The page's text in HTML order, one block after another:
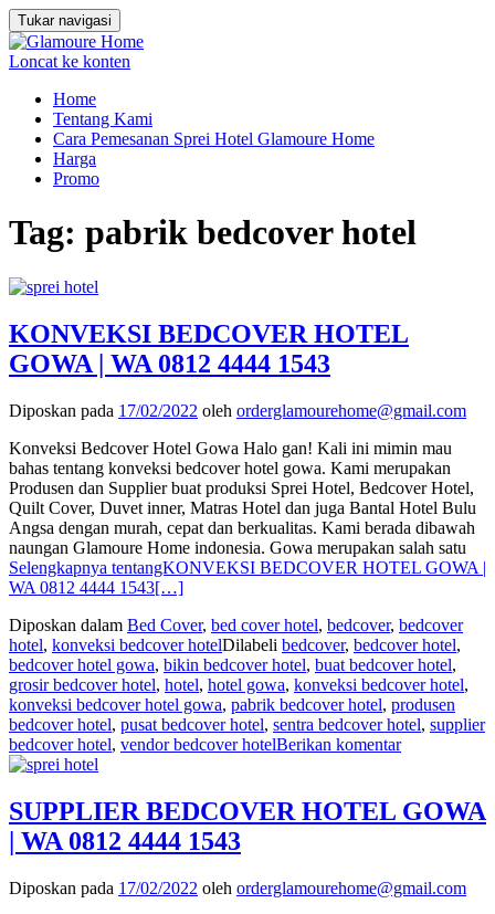
Tukar navigasi
Loncat ke konten
Home
Tentang Kami
Cara Pemesanan Sprei Hotel Glamoure Home
Harga
Promo
Tag: pabrik bedcover hotel
KONVEKSI BEDCOVER HOTEL
GOWA | WA 0812 4444 1543
Diposkan pada 17/02/2022 oleh orderglamourehome@gmail.com
Konveksi Bedcover Hotel Gowa Halo gan! Kali ini mimin mau
bahas tentang konveksi bedcover hotel gowa. Kami merupakan
Produsen dan Supplier buat produksi Sprei Hotel, Bedcover Hotel,
Quilt Cover, Duvet inner, Matras Hotel dan juga Bantal Hotel Bulu
Angsa dengan murah, cepat dan berkualitas. Kami berada dibawah
naungan Glamoure Home indonesia. Gowa merupakan salah satu
Selengkapnya tentangKONVEKSI BEDCOVER HOTEL GOWA |
WA 0812 4444 1543[…]
Diposkan dalam Bed Cover, bed cover hotel, bedcover, bedcover
hotel, konveksi bedcover hotelDilabeli bedcover, bedcover hotel,
bedcover hotel gowa, bikin bedcover hotel, buat bedcover hotel,
grosir bedcover hotel, hotel, hotel gowa, konveksi bedcover hotel,
konveksi bedcover hotel gowa, pabrik bedcover hotel, produsen
bedcover hotel, pusat bedcover hotel, sentra bedcover hotel, supplier
bedcover hotel, vendor bedcover hotelBerikan komentar
SUPPLIER BEDCOVER HOTEL GOWA
| WA 0812 4444 1543
Diposkan pada 17/02/2022 oleh orderglamourehome@gmail.com